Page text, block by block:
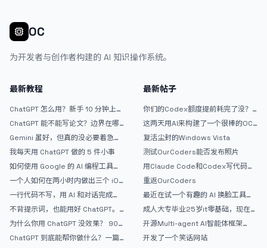
OC
为开发者与创作者构建的 AI 知识操作系统。
最新教程
ChatGPT 怎么用？新手 10 分钟上手
ChatGPT 能不能写论文？边界在哪
Gemini 虽好，但真的没必要着急放
弃 ChatGPT
我每天用 ChatGPT 做的 5 件小事
如何使用 Google 的 AI 编程工具
AntiGravity：独立开发者的新时代
武器
一个人如何在两小时内做出三个 iOS
APP？｜AntiGravity + Gemini 3 实
战完整记录
一行代码不写，用 AI 和对话完成一
个完整网站：《图书天堂》实战记录
不背提示词，也能用好 ChatGPT。
一个万能提问模板
为什么你用 ChatGPT 没效果？ 90%
的人第一步就问错了
ChatGPT 到底能帮你做什么？一篇
最新帖子
你们的Codex额度提前耗完了没？
戒断反应如何？
这两天用AI来构建了一个很棒的OC
论坛精华区
复活尘封的Windows Vista
测试OurCoders能否发布照片
用Claude Code和Codex写代码真
的爽，但是App怎么挣钱还是很难啊
重返OurCoders
最近在试一个有趣的 AI 换脸工具，
效果挺不错
成人大专毕业25岁it零基础，现在想
考软件设计师，有什么好的建议吗，
谢谢！
开源Multi-agent AI智能体框架
aevatar.ai，欢迎大家贡献代码
开发了一个笑话网站